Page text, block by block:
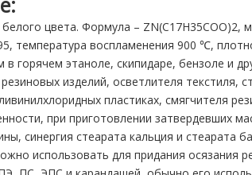
цвета. Формула – ZN(C17H35COO)2,
температура воспламенения 900 ℃,
этаноле, скипидаре, бензоле и
изделий, осветлителя текстиля,
пластиках, смягчителя
при приготовлении затвердевших
синергия стеарата кальция и
использовать для придания осязания